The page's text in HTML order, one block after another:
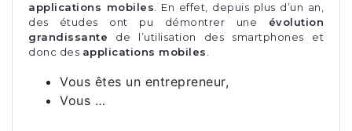
applications mobiles. En effet, depuis plus d’un an,
des études ont pu démontrer une évolution
grandissante de l’utilisation des smartphones et
donc des applications mobiles.
Vous êtes un entrepreneur,
Vous …